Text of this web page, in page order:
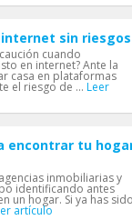
sin riesgos
cuando
en internet? Ante la
casa en plataformas
el riesgo de ... Leer
encontrar tu
inmobiliarias y
identificando antes
un hogar. Si ya has
artículo